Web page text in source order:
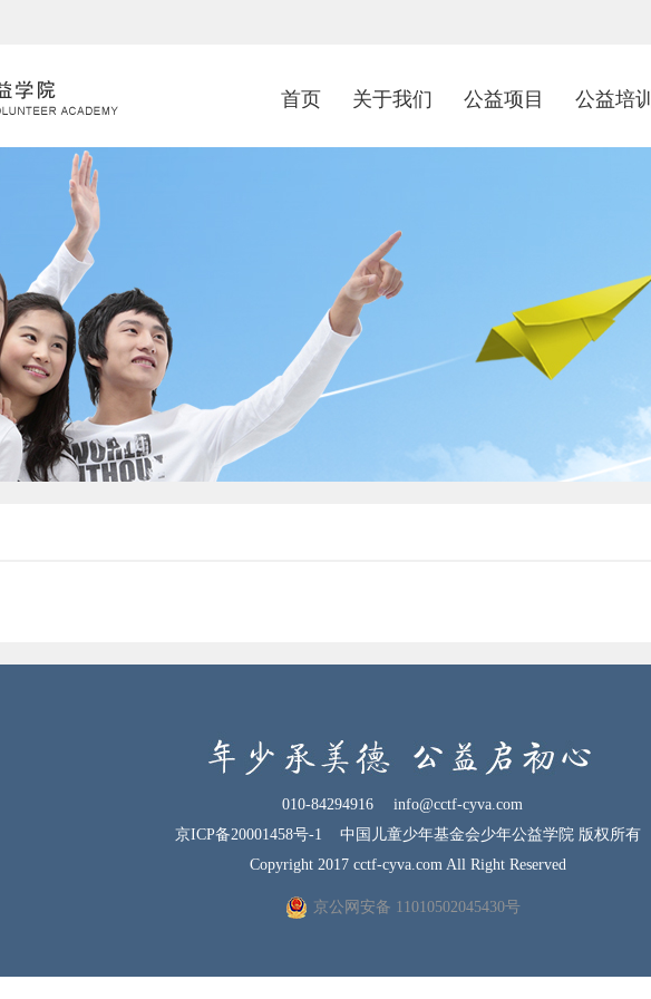
首页 关于我们 公益项目 公益培训
010-84294916
info@cctf-cyva.com
京ICP备20001458号-1 中国儿童少年基金会少年公益学院 版权所有
Copyright 2017 cctf-cyva.com All Right Reserved
京公网安备 11010502045430号